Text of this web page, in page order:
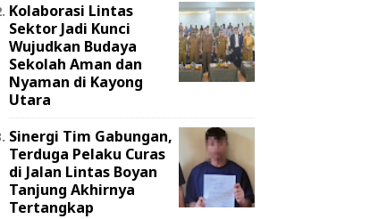
Kolaborasi Lintas
Sektor Jadi Kunci
Wujudkan Budaya
Sekolah Aman dan
Nyaman di Kayong
Utara
Sinergi Tim Gabungan,
Terduga Pelaku Curas
di Jalan Lintas Boyan
Tanjung Akhirnya
Tertangkap